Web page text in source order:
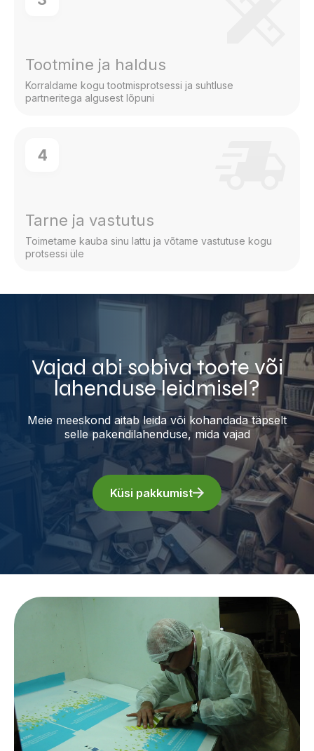
Tootmine ja haldus
Korraldame kogu tootmisprotsessi ja suhtluse
partneritega algusest lõpuni
4
Tarne ja vastutus
Toimetame kauba sinu lattu ja võtame vastutuse kogu
protsessi üle
Vajad abi sobiva toote või
lahenduse leidmisel?
Meie meeskond aitab leida või kohandada täpselt
selle pakendilahenduse, mida vajad
Küsi pakkumist